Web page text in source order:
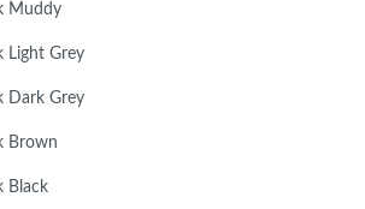
Muddy
Grey
Grey
Brown
Black